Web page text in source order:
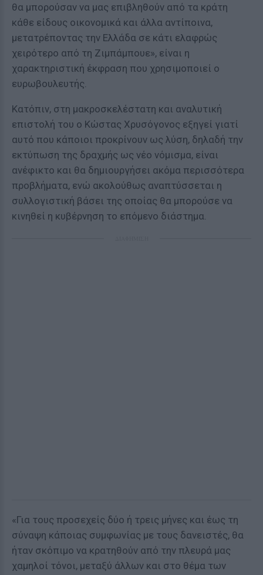
θα μπορούσαν να μας επιβληθούν από τα κράτη
κάθε είδους οικονομικά και άλλα αντίποινα,
μετατρέποντας την Ελλάδα σε κάτι ελαφρώς
χειρότερο από τη Ζιμπάμπουε», είναι η
χαρακτηριστική έκφραση που χρησιμοποιεί ο
ευρωβουλευτής.
Κατόπιν, στη μακροσκελέστατη και αναλυτική
επιστολή του ο Κώστας Χρυσόγονος εξηγεί γιατί
αυτό που κάποιοι προκρίνουν ως λύση, δηλαδή την
εκτύπωση της δραχμής ως νέο νόμισμα, είναι
ανέφικτο και θα δημιουργήσει ακόμα περισσότερα
προβλήματα, ενώ ακολούθως αναπτύσσεται η
συλλογιστική βάσει της οποίας θα μπορούσε να
κινηθεί η κυβέρνηση το επόμενο διάστημα.
«Για τους προσεχείς δύο ή τρεις μήνες και έως τη
σύναψη κάποιας συμφωνίας με τους δανειστές, θα
ήταν σκόπιμο να κρατηθούν από την πλευρά μας
χαμηλοί τόνοι, μεταξύ άλλων και στο θέμα των